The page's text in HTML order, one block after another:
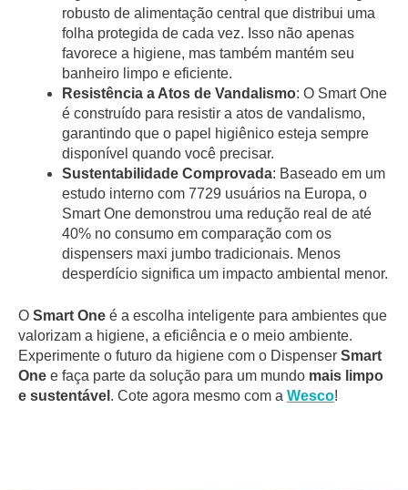
robusto de alimentação central que distribui uma
folha protegida de cada vez. Isso não apenas
favorece a higiene, mas também mantém seu
banheiro limpo e eficiente.
Resistência a Atos de Vandalismo: O Smart One
é construído para resistir a atos de vandalismo,
garantindo que o papel higiênico esteja sempre
disponível quando você precisar.
Sustentabilidade Comprovada: Baseado em um
estudo interno com 7729 usuários na Europa, o
Smart One demonstrou uma redução real de até
40% no consumo em comparação com os
dispensers maxi jumbo tradicionais. Menos
desperdício significa um impacto ambiental menor.
O Smart One é a escolha inteligente para ambientes que
valorizam a higiene, a eficiência e o meio ambiente.
Experimente o futuro da higiene com o Dispenser Smart
One e faça parte da solução para um mundo mais limpo
e sustentável . Cote agora mesmo com a Wesco!